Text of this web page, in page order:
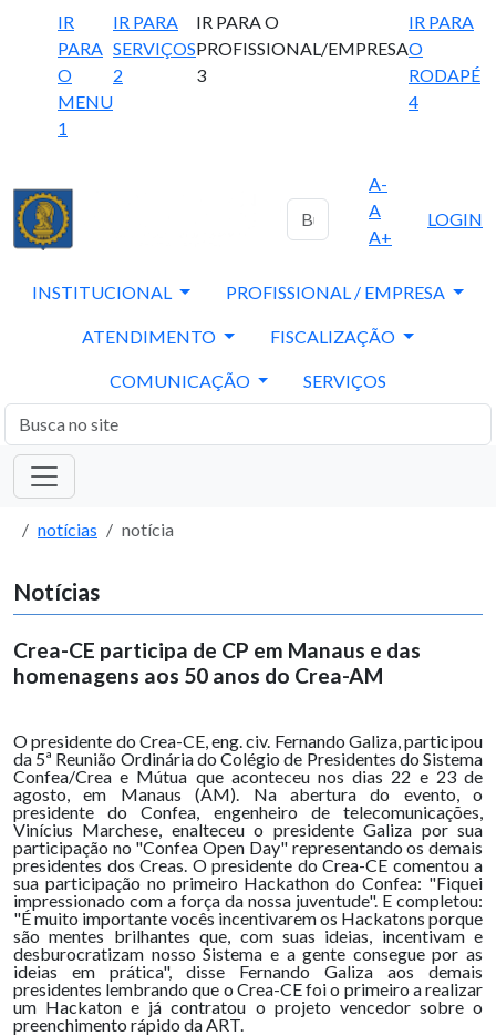
IR
PARA
O
MENU
1
IR PARA
SERVIÇOS
2
IR PARA O
PROFISSIONAL/EMPRESA
3
IR PARA
O
RODAPÉ
4
A-
A
A+
LOGIN
INSTITUCIONAL PROFISSIONAL / EMPRESA
ATENDIMENTO FISCALIZAÇÃO
COMUNICAÇÃO SERVIÇOS
notícias notícia
Notícias
Crea-CE participa de CP em Manaus e das
homenagens aos 50 anos do Crea-AM
O presidente do Crea-CE, eng. civ. Fernando Galiza, participou
da 5ª Reunião Ordinária do Colégio de Presidentes do Sistema
Confea/Crea e Mútua que aconteceu nos dias 22 e 23 de
agosto, em Manaus (AM). Na abertura do evento, o
presidente do Confea, engenheiro de telecomunicações,
Vinícius Marchese, enalteceu o presidente Galiza por sua
participação no "Confea Open Day" representando os demais
presidentes dos Creas. O presidente do Crea-CE comentou a
sua participação no primeiro Hackathon do Confea: "Fiquei
impressionado com a força da nossa juventude". E completou:
"É muito importante vocês incentivarem os Hackatons porque
são mentes brilhantes que, com suas ideias, incentivam e
desburocratizam nosso Sistema e a gente consegue por as
ideias em prática", disse Fernando Galiza aos demais
presidentes lembrando que o Crea-CE foi o primeiro a realizar
um Hackaton e já contratou o projeto vencedor sobre o
preenchimento rápido da ART.